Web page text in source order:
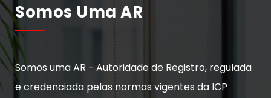
Somos Uma AR
Somos uma AR - Autoridade de Registro, regulada
e credenciada pelas normas vigentes da ICP